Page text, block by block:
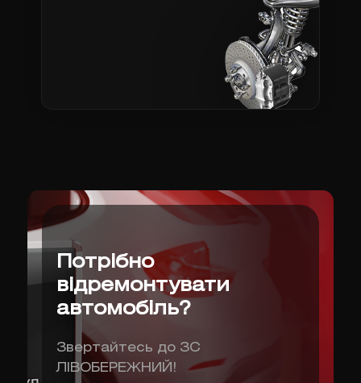
Потрібно
відремонтувати
автомобіль?
Звертайтесь до ЗС
ЛІВОБЕРЕЖНИЙ!